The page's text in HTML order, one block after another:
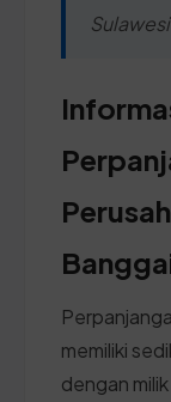
memiliki
dengan